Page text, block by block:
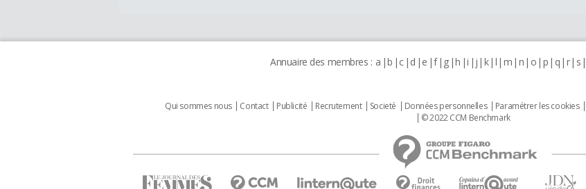
Annuaire des membres : a b c d e f g h i j k l m n o p q r s
Qui sommes nous Contact Publicité Recrutement Societé Données personnelles Paramétrer les cookies
© 2022 CCM Benchmark